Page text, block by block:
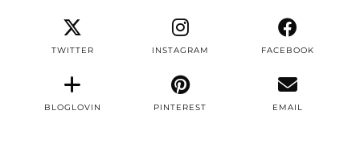
TWITTER INSTAGRAM FACEBOOK
BLOGLOVIN PINTEREST EMAIL